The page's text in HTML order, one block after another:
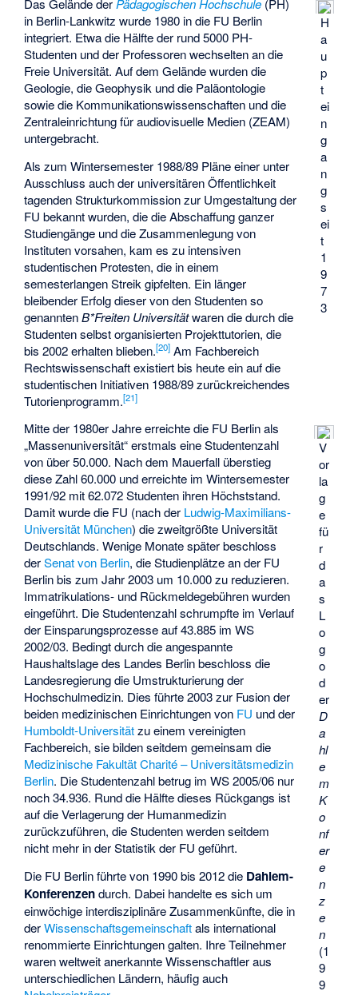
H
a
u
p
t
ei
n
g
a
n
g
s
ei
t
1
9
7
3
Das Gelände der Pädagogischen Hochschule (PH)
in Berlin-Lankwitz wurde 1980 in die FU Berlin
integriert. Etwa die Hälfte der rund 5000 PH-
Studenten und der Professoren wechselten an die
Freie Universität. Auf dem Gelände wurden die
Geologie, die Geophysik und die Paläontologie
sowie die Kommunikationswissenschaften und die
Zentraleinrichtung für audiovisuelle Medien (ZEAM)
untergebracht.
Als zum Wintersemester 1988/89 Pläne einer unter
Ausschluss auch der universitären Öffentlichkeit
tagenden Strukturkommission zur Umgestaltung der
FU bekannt wurden, die die Abschaffung ganzer
Studiengänge und die Zusammenlegung von
Instituten vorsahen, kam es zu intensiven
studentischen Protesten, die in einem
semesterlangen Streik gipfelten. Ein länger
bleibender Erfolg dieser von den Studenten so
genanntenB*Freiten Universitätwaren die durch die
Studenten selbst organisierten Projekttutorien, die
bis 2002 erhalten blieben.[20] Am Fachbereich
Rechtswissenschaft existiert bis heute ein auf die
studentischen Initiativen 1988/89 zurückreichendes
Tutorienprogramm.[21]
V
or
la
g
e
fü
r
d
a
s
L
o
g
o
d
er
D
a
hl
e
m
K
o
nf
er
e
n
z
e
n
(1
9
9
Mitte der 1980er Jahre erreichte die FU Berlin als
„Massenuniversität“ erstmals eine Studentenzahl
von über 50.000. Nach dem Mauerfall überstieg
diese Zahl 60.000 und erreichte im Wintersemester
1991/92 mit 62.072 Studenten ihren Höchststand.
Damit wurde die FU (nach der Ludwig-Maximilians-
Universität München) die zweitgrößte Universität
Deutschlands. Wenige Monate später beschloss
derSenat von Berlin, die Studienplätze an der FU
Berlin bis zum Jahr 2003 um 10.000 zu reduzieren.
Immatrikulations- und Rückmeldegebühren wurden
eingeführt. Die Studentenzahl schrumpfte im Verlauf
der Einsparungsprozesse auf 43.885 im WS
2002/03. Bedingt durch die angespannte
Haushaltslage des Landes Berlin beschloss die
Landesregierung die Umstrukturierung der
Hochschulmedizin. Dies führte 2003 zur Fusion der
beiden medizinischen Einrichtungen von FU und der
Humboldt-Universitätzu einem vereinigten
Fachbereich, sie bilden seitdem gemeinsam die
Medizinische Fakultät Charité – Universitätsmedizin
Berlin. Die Studentenzahl betrug im WS 2005/06 nur
noch 34.936. Rund die Hälfte dieses Rückgangs ist
auf die Verlagerung der Humanmedizin
zurückzuführen, die Studenten werden seitdem
nicht mehr in der Statistik der FU geführt.
Die FU Berlin führte von 1990 bis 2012 die Dahlem-
Konferenzendurch. Dabei handelte es sich um
einwöchige interdisziplinäre Zusammenkünfte, die in
derWissenschaftsgemeinschaftals international
renommierte Einrichtungen galten. Ihre Teilnehmer
waren weltweit anerkannte Wissenschaftler aus
unterschiedlichen Ländern, häufig auch